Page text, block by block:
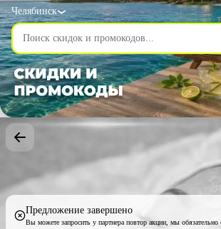
Челябинск
Предложение завершено
Вы можете запросить у партнера повтор акции, мы обязательно